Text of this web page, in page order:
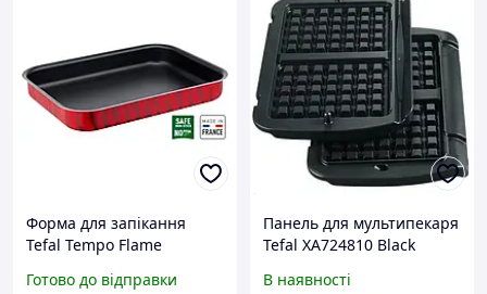
Форма для запікання
Tefal Tempo Flame
покриття, 22×29 см
Готово до відправки
Панель для мультипекаря
Tefal XA724810 Black
В наявності